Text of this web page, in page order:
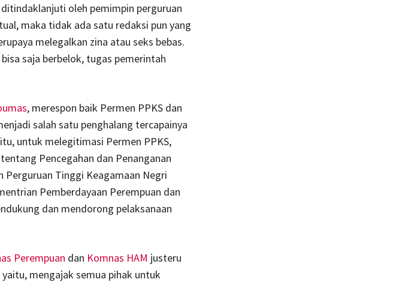
oleh pemimpin perguruan
maka tidak ada satu redaksi pun yang
melegalkan zina atau seks bebas.
saja berbelok, tugas pemerintah
, merespon baik Permen PPKS dan
salah satu penghalang tercapainya
untuk melegitimasi Permen PPKS,
Pencegahan dan Penanganan
Perguruan Tinggi Keagamaan Negri
Pemberdayaan Perempuan dan
dan mendorong pelaksanaan
Perempuan dan Komnas HAM justeru
mengajak semua pihak untuk